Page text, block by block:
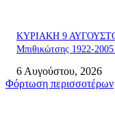
ΚΥΡΙΑΚΗ 9
Μπιθικώτσης 1922-
6 Αυγούστου, 2026
Φόρτωση περισσοτέρων